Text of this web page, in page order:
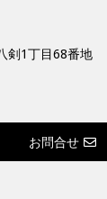
剣1丁目68番地
お問合せ